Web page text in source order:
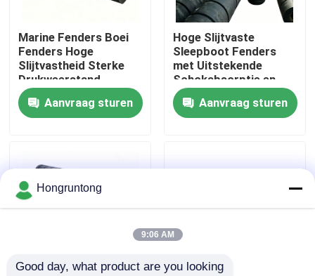
Fabriekstocht
Kwaliteitscontrole
Dok Rubberstootkussen
Pneumatisch Rubberstootkussen
Marine Fenders Boei
Fenders Hoge
Slijtvastheid Sterke
Drukweerstand
Eenvoudige Installatie
Aanvraag sturen
Hoge Slijtvaste
Sleepboot Fenders
met Uitstekende
Schokabsorptie en
Weerbestendigheid
Aanvraag sturen
Hongruntong
9:06 AM
Good day, what product are you looking